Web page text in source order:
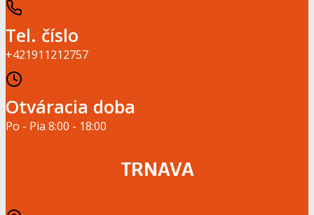
Tel. číslo
+421911212757
Otváracia doba
Po - Pia 8:00 - 18:00
TRNAVA